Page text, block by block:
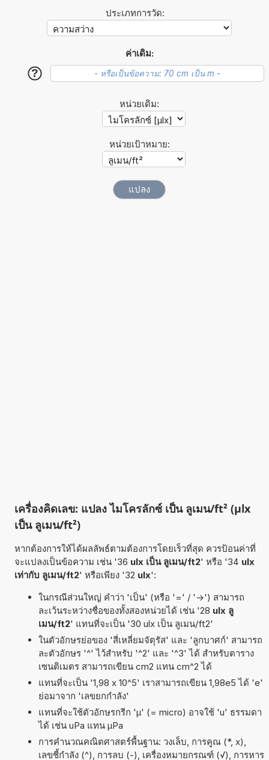
ประเภทการวัด:
ค่าเดิม:
?
หน่วยเดิม:
หน่วยเป้าหมาย:
เครื่องคิดเลข: แปลง ไมโครลักซ์ เป็น ลูเมน/ft² (µlx
เป็น ลูเมน/ft²)
หากต้องการให้ได้ผลลัพธ์ตามต้องการโดยเร็วที่สุด ควรป้อนค่าที่
จะแปลงเป็นข้อความ เช่น '36 ulx เป็น ลูเมน/ft2' หรือ '34 ulx
เท่ากับ ลูเมน/ft2' หรือเพียง '32 ulx':
ในกรณีส่วนใหญ่ คำว่า 'เป็น' (หรือ '=' / '->') สามารถ
ละเว้นระหว่างชื่อของทั้งสองหน่วยได้ เช่น '28 ulx ลู
เมน/ft2' แทนที่จะเป็น '30 ulx เป็น ลูเมน/ft2'
ในตัวอักษรย่อของ 'สี่เหลี่ยมจัตุรัส' และ 'ลูกบาศก์' สามารถ
ละตัวอักษร '^' ไว้สำหรับ '^2' และ '^3' ได้ สำหรับตาราง
เซนติเมตร สามารถเขียน cm2 แทน cm^2 ได้
แทนที่จะเป็น '1,98 x 10^5' เราสามารถเขียน 1,98e5 ได้ 'e'
ย่อมาจาก 'เลขยกกำลัง'
แทนที่จะใช้ตัวอักษรกรีก 'µ' (= micro) อาจใช้ 'u' ธรรมดา
ได้ เช่น uPa แทน µPa
การคำนวณคณิตศาสตร์พื้นฐาน: วงเล็บ, การคูณ (*, x),
เลขชี้กำลัง (^), การลบ (-), เครื่องหมายกรณฑ์ (√), การหาร